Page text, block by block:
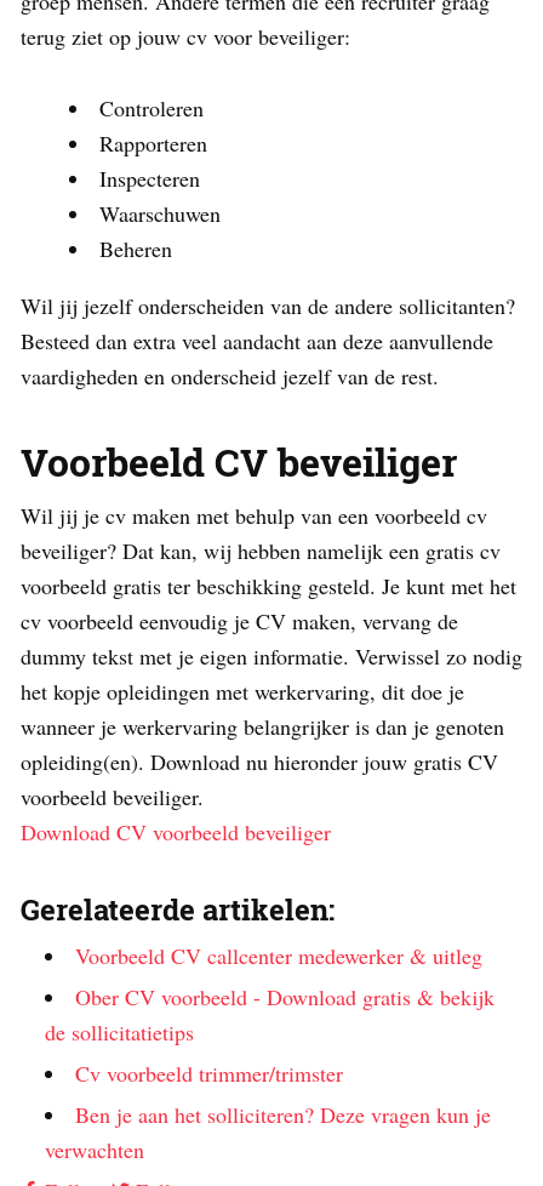
terug ziet op jouw cv voor beveiliger:
Controleren
Rapporteren
Inspecteren
Waarschuwen
Beheren
Wil jij jezelf onderscheiden van de andere sollicitanten?
Besteed dan extra veel aandacht aan deze aanvullende
vaardigheden en onderscheid jezelf van de rest.
Voorbeeld CV beveiliger
Wil jij je cv maken met behulp van een voorbeeld cv
beveiliger? Dat kan, wij hebben namelijk een gratis cv
voorbeeld gratis ter beschikking gesteld. Je kunt met het
cv voorbeeld eenvoudig je CV maken, vervang de
dummy tekst met je eigen informatie. Verwissel zo nodig
het kopje opleidingen met werkervaring, dit doe je
wanneer je werkervaring belangrijker is dan je genoten
opleiding(en). Download nu hieronder jouw gratis CV
voorbeeld beveiliger.
Download CV voorbeeld beveiliger
Gerelateerde artikelen:
Voorbeeld CV callcenter medewerker & uitleg
Ober CV voorbeeld - Download gratis & bekijk
de sollicitatietips
Cv voorbeeld trimmer/trimster
Ben je aan het solliciteren? Deze vragen kun je
verwachten